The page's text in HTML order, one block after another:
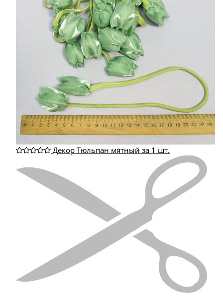
Декор Тюльпан мятный за 1 шт.